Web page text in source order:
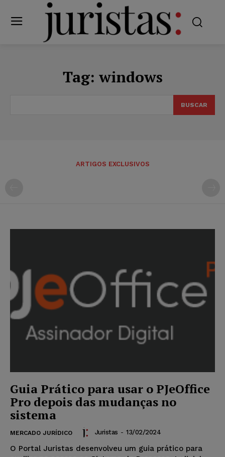
Tag: windows
BUSCAR
ARTIGOS EXCLUSIVOS
Guia Prático para usar o PJeOffice
Pro depois das mudanças no
sistema
MERCADO JURÍDICO Juristas - 13/02/2024
O Portal Juristas desenvolveu um guia prático para